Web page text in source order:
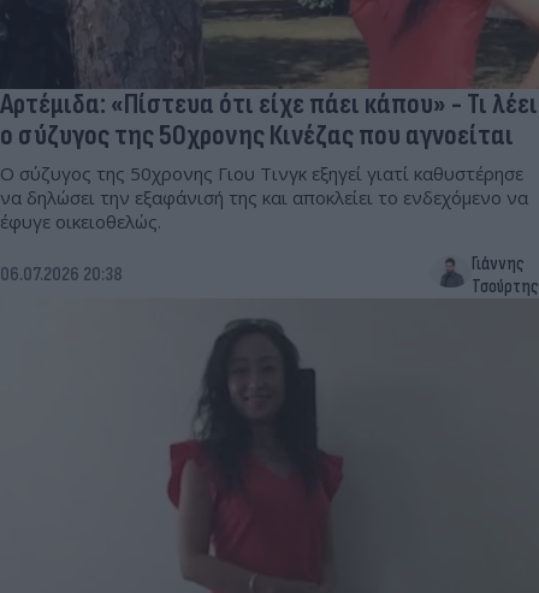
Αρτέμιδα: «Πίστευα ότι είχε πάει κάπου» - Τι λέει
ο σύζυγος της 50χρονης Κινέζας που αγνοείται
Ο σύζυγος της 50χρονης Γιου Τινγκ εξηγεί γιατί καθυστέρησε
να δηλώσει την εξαφάνισή της και αποκλείει το ενδεχόμενο να
έφυγε οικειοθελώς.
06.07.2026 20:38
Γιάννης
Τσούρτης